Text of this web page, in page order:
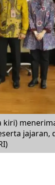
jajaran,